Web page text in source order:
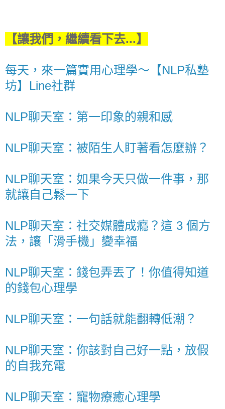
【讓我們，繼續看下去...】
每天，來一篇實用心理學～【NLP私塾
坊】Line社群
NLP聊天室：第一印象的親和感
NLP聊天室：被陌生人盯著看怎麼辦？
NLP聊天室：如果今天只做一件事，那
就讓自己鬆一下
NLP聊天室：社交媒體成癮？這 3 個方
法，讓「滑手機」變幸福
NLP聊天室：錢包弄丟了！你值得知道
的錢包心理學
NLP聊天室：一句話就能翻轉低潮？
NLP聊天室：你該對自己好一點，放假
的自我充電
NLP聊天室：寵物療癒心理學